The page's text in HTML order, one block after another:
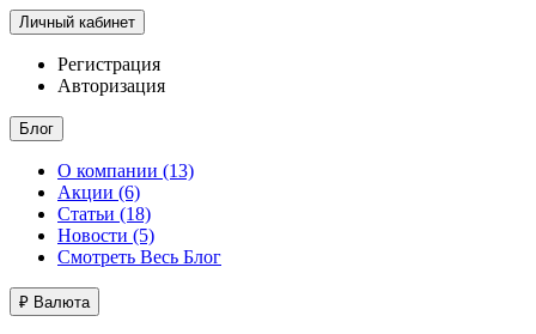
Личный кабинет
Регистрация
Авторизация
Блог
О компании (13)
Акции (6)
Статьи (18)
Новости (5)
Смотреть Весь Блог
₽ Валюта